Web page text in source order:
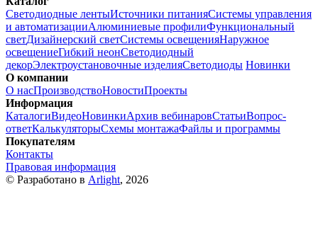
Светодиодные лентыИсточники питанияСистемы управления
и автоматизацииАлюминиевые профилиФункциональный
светДизайнерский светСистемы освещенияНаружное
освещениеГибкий неонСветодиодный
декорЭлектроустановочные изделияСветодиоды Новинки
О компании
О насПроизводствоНовостиПроекты
Информация
КаталогиВидеоНовинкиАрхив вебинаровСтатьиВопрос-
ответКалькуляторыСхемы монтажаФайлы и программы
Покупателям
Контакты
Правовая информация
© Разработано в Arlight, 2026